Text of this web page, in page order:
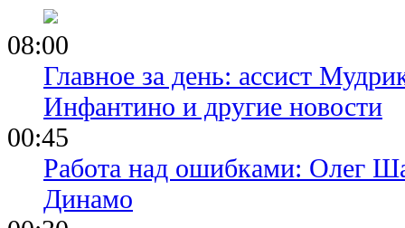
08:00
Главное за день: ассист
Инфантино и другие новости
00:45
Работа над ошибками: Олег
Динамо